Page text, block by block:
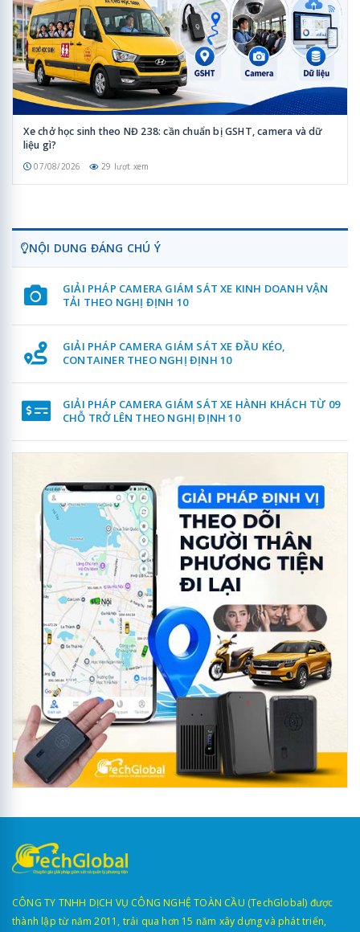
Xe chở học sinh theo NĐ 238: cần chuẩn bị GSHT, camera và dữ
liệu gì?
07/08/2026 29 lượt xem
NỘI DUNG ĐÁNG CHÚ Ý
GIẢI PHÁP CAMERA GIÁM SÁT XE KINH DOANH VẬN
TẢI THEO NGHỊ ĐỊNH 10
GIẢI PHÁP CAMERA GIÁM SÁT XE ĐẦU KÉO,
CONTAINER THEO NGHỊ ĐỊNH 10
GIẢI PHÁP CAMERA GIÁM SÁT XE HÀNH KHÁCH TỪ 09
CHỖ TRỞ LÊN THEO NGHỊ ĐỊNH 10
CÔNG TY TNHH DỊCH VỤ CÔNG NGHỆ TOÀN CẦU (TechGlobal) được
thành lập từ năm 2011, trải qua hơn 15 năm xây dựng và phát triển,